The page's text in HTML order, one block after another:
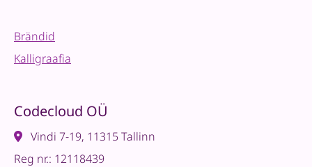
Brändid
Kalligraafia
Codecloud OÜ
Vindi 7-19, 11315 Tallinn
Reg nr.: 12118439